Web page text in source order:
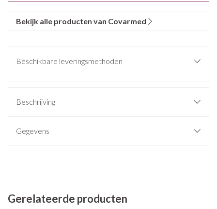
Bekijk alle producten van Covarmed
Beschikbare leveringsmethoden
Beschrijving
Gegevens
Gerelateerde producten